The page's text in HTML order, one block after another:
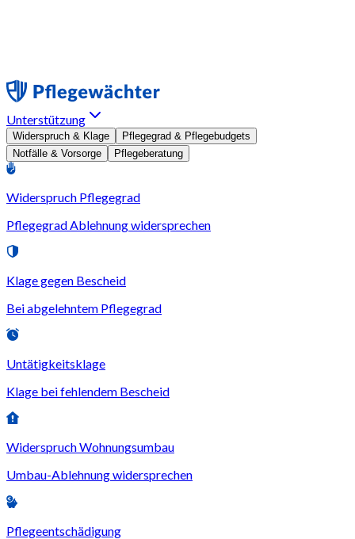
Unterstützung
Widerspruch & Klage
Pflegegrad & Pflegebudgets
Notfälle & Vorsorge
Pflegeberatung
Widerspruch Pflegegrad
Pflegegrad Ablehnung widersprechen
Klage gegen Bescheid
Bei abgelehntem Pflegegrad
Untätigkeitsklage
Klage bei fehlendem Bescheid
Widerspruch Wohnungsumbau
Umbau-Ablehnung widersprechen
Pflegeentschädigung